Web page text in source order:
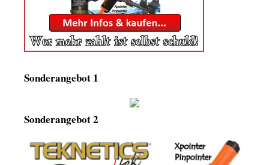
Sonderangebot 1
Sonderangebot 2